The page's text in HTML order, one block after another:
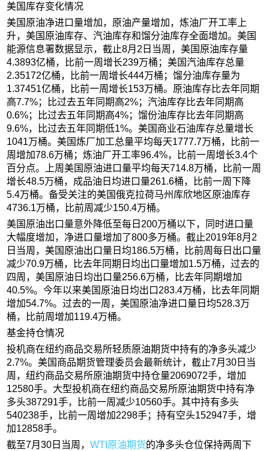
美国库存变化情况
美国原油净进口量增加，原油产量增加，炼油厂开工率上
升，美国原油库存、汽油库存和馏分油库存全面增加。美国
能源信息署数据显示，截止8月2日当周，美国原油库存量
4.3893亿桶，比前一周增长239万桶；美国汽油库存总量
2.35172亿桶，比前一周增长444万桶；馏分油库存量为
1.37451亿桶，比前一周增长153万桶。原油库存比去年同期
高7.7%；比过去五年同期高2%；汽油库存比去年同期高
0.6%；比过去五年同期高4%；馏份油库存比去年同期高
9.6%，比过去五年同期低1%。美国商业石油库存总量增长
1041万桶。美国炼厂加工总量平均每天1777.7万桶，比前一
周增加78.6万桶；炼油厂开工率96.4%，比前一周增长3.4个
百分点。上周美国原油进口量平均每天714.8万桶，比前一周
增长48.5万桶，成品油日均进口量261.6桶，比前一周下降
5.4万桶。备受关注的美国俄克拉荷马州库欣地区原油库存
4736.1万桶，比前周减少150.4万桶。
美国原油出口量意外降低至每日200万桶以下，同时进口量
大幅度增加，净进口量增加了800多万桶。截止2019年8月2
日当周，美国原油出口量日均186.5万桶，比前周每日出口量
减少70.9万桶，比去年同期日均出口量增加1.5万桶，过去的
四周，美国原油日均出口量256.6万桶，比去年同期增加
40.5%。今年以来美国原油日均出口283.4万桶，比去年同期
增加54.7%。过去的一周，美国原油净进口量日均528.3万
桶，比前周增加119.4万桶。
基金持仓情况
投机商在纽约商品交易所轻质原油期货中持有的净多头减少
2.7%。美国商品期货管理委员会最新统计，截止7月30日当
周，纽约商品交易所原油期货中持仓量2069072手，增加
12580手。大型投机商在纽约商品交易所原油期货中持有净
多头387291手，比前一周减少10560手。其中持有多头
540238手，比前一周增加2298手；持有空头152947手，增
加12858手。
截至7月30日当周，WTI原油期货的净多头仓位保持两周下